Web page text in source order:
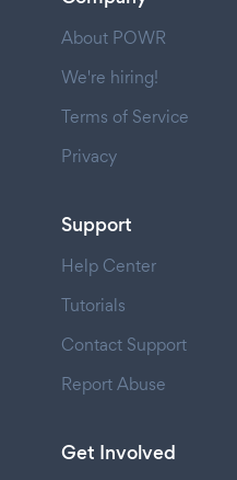
About POWR
We're hiring!
Terms of Service
Privacy
Support
Help Center
Tutorials
Contact Support
Report Abuse
Get Involved